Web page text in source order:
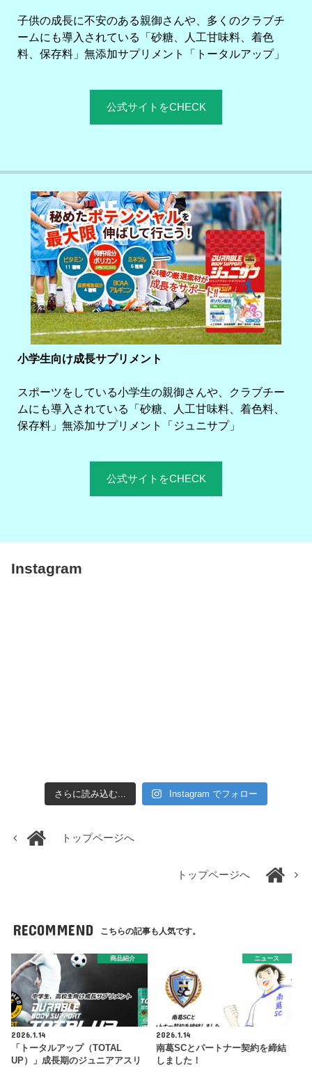
子供の成長に不安のある親御さんや、多くのクラブチ
ームにも導入されている「砂糖、人工甘味料、着色
料、保存料」無添加サプリメント「トータルアップ」
公式サイトをCHECK
小学生向け成長サプリメント
スポーツをしている小学生の親御さんや、クラブチー
ムにも導入されている「砂糖、人工甘味料、着色料、
保存料」無添加サプリメント「ジュニサプ」
公式サイトをCHECK
Instagram
さらに読み込む... Instagram でフォロー
トップページへ
トップページへ
RECOMMEND こちらの記事も人気です。
商品紹介
2026.1.14
「トータルアップ（TOTAL
UP）」成長期のジュニアアスリ
ニュース
2026.1.14
南葛SCとパートナー契約を締結
しました！